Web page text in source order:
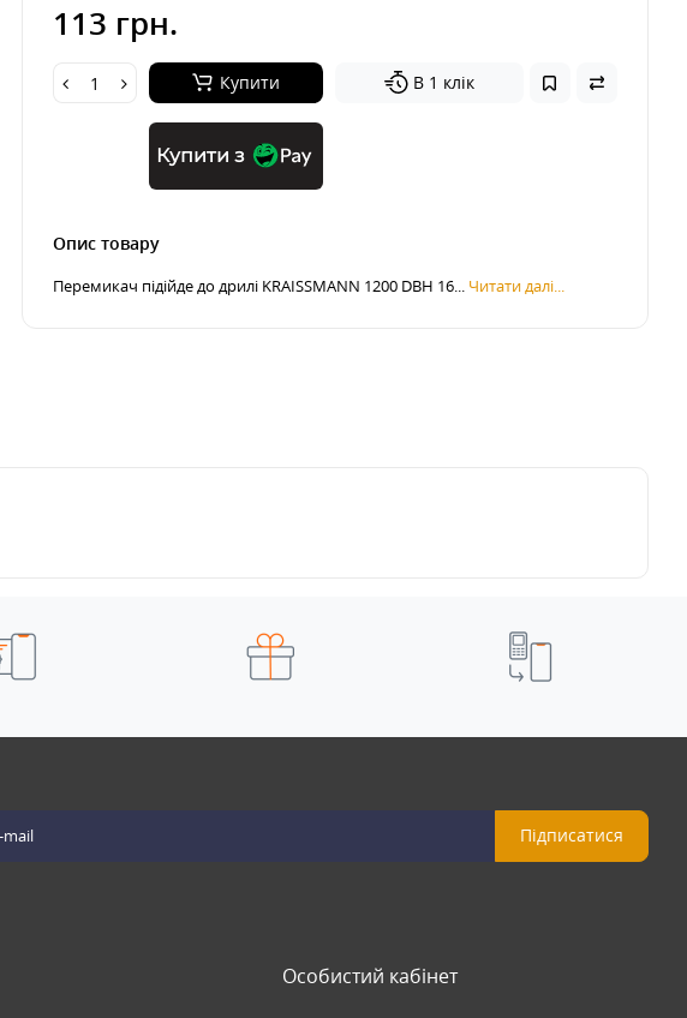
113 грн.
Купити
Купити з
В 1 клік
Опис товару
Перемикач підійде до дрилі KRAISSMANN 1200 DBH 16... Читати далі...
Підписатися
Особистий кабінет